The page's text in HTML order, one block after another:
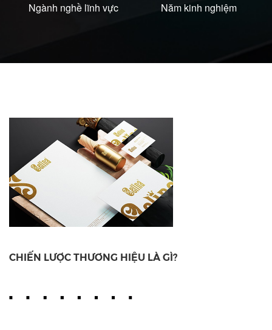
Ngành nghề lĩnh vực Năm kinh nghiệm
CHIẾN LƯỢC THƯƠNG HIỆU LÀ GÌ?